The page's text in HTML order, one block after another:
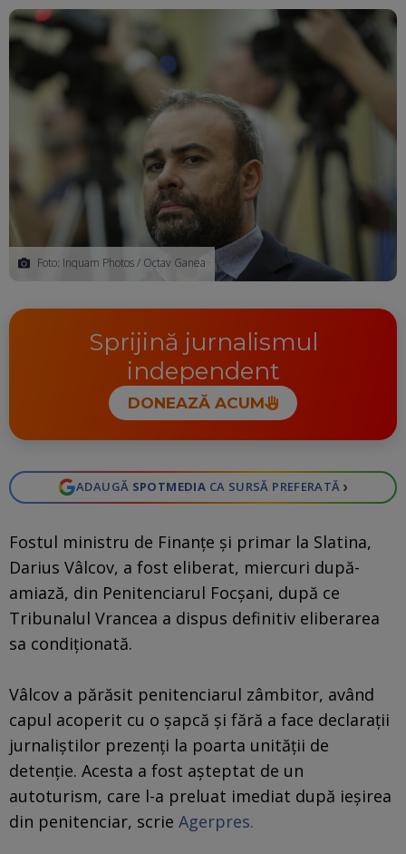
Foto: Inquam Photos / Octav Ganea
Sprijină jurnalismul
independent
DONEAZĂ ACUM
ADAUGĂ SPOTMEDIA CA SURSĂ PREFERATĂ ›
Fostul ministru de Finanțe și primar la Slatina,
Darius Vâlcov, a fost eliberat, miercuri după-
amiază, din Penitenciarul Focșani, după ce
Tribunalul Vrancea a dispus definitiv eliberarea
sa condiționată.
Vâlcov a părăsit penitenciarul zâmbitor, având
capul acoperit cu o șapcă și fără a face declarații
jurnaliștilor prezenți la poarta unității de
detenție. Acesta a fost așteptat de un
autoturism, care l-a preluat imediat după ieșirea
din penitenciar, scrie Agerpres.